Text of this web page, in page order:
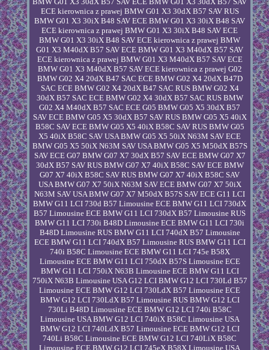
ECE kierownica z prawej BMW G01 X3 30dX B57 SAV RUS
BMW G01 X3 30iX B48 SAV ECE BMW G01 X3 30iX B48 SAV
ECE kierownica z prawej BMW G01 X3 30iX B48 SAV ECE
BMW G01 X3 30iX B48 SAV ECE kierownica z prawej BMW
G01 X3 M40dX B57 SAV ECE BMW G01 X3 M40dX B57 SAV
ECE kierownica z prawej BMW G01 X3 M40dX B57 SAV ECE
BMW G01 X3 M40dX B57 SAV ECE kierownica z prawej G02
BMW G02 X4 20dX B47 SAC ECE BMW G02 X4 20dX B47D
SAC ECE BMW G02 X4 20dX B47 SAC RUS BMW G02 X4
30dX B57 SAC ECE BMW G02 X4 30dX B57 SAC RUS BMW
G02 X4 M40dX B57 SAC ECE G05 BMW G05 X5 30dX B57
SAV ECE BMW G05 X5 30dX B57 SAV RUS BMW G05 X5 40iX
B58C SAV ECE BMW G05 X5 40iX B58C SAV RUS BMW G05
X5 40iX B58C SAV USA BMW G05 X5 50iX N63M SAV ECE
BMW G05 X5 50iX N63M SAV USA BMW G05 X5 M50dX B57S
SAV ECE G07 BMW G07 X7 30dX B57 SAV ECE BMW G07 X7
30dX B57 SAV RUS BMW G07 X7 40iX B58C SAV ECE BMW
G07 X7 40iX B58C SAV RUS BMW G07 X7 40iX B58C SAV
USA BMW G07 X7 50iX N63M SAV ECE BMW G07 X7 50iX
N63M SAV USA BMW G07 X7 M50dX B57S SAV ECE G11 LCI
BMW G11 LCI 730d B57 Limousine ECE BMW G11 LCI 730dX
B57 Limousine ECE BMW G11 LCI 730dX B57 Limousine RUS
BMW G11 LCI 730i B48D Limousine ECE BMW G11 LCI 730i
B48D Limousine RUS BMW G11 LCI 740dX B57 Limousine
ECE BMW G11 LCI 740dX B57 Limousine RUS BMW G11 LCI
740i B58C Limousine ECE BMW G11 LCI 745e B58X
Limousine ECE BMW G11 LCI 750dX B57S Limousine ECE
BMW G11 LCI 750iX N63B Limousine ECE BMW G11 LCI
750iX N63B Limousine USA G12 LCI BMW G12 LCI 730Ld B57
Limousine ECE BMW G12 LCI 730LdX B57 Limousine ECE
BMW G12 LCI 730LdX B57 Limousine RUS BMW G12 LCI
730Li B48D Limousine ECE BMW G12 LCI 740i B58C
Limousine USA BMW G12 LCI 740iX B58C Limousine USA
BMW G12 LCI 740LdX B57 Limousine ECE BMW G12 LCI
740Li B58C Limousine ECE BMW G12 LCI 740LiX B58C
Limousine ECE BMW G12 LCI 745eX B58X Limousine USA